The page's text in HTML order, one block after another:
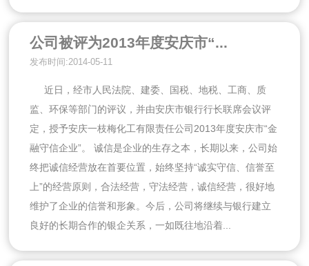
公司被评为2013年度安庆市“...
发布时间:2014-05-11
近日，经市人民法院、建委、国税、地税、工商、质
监、环保等部门的评议，并由安庆市银行行长联席会议评
定，授予安庆一枝梅化工有限责任公司2013年度安庆市“金
融守信企业”。 诚信是企业的生存之本，长期以来，公司始
终把诚信经营放在首要位置，始终坚持“诚实守信、信誉至
上”的经营原则，合法经营，守法经营，诚信经营，很好地
维护了企业的信誉和形象。今后，公司将继续与银行建立
良好的长期合作的银企关系，一如既往地沿着...